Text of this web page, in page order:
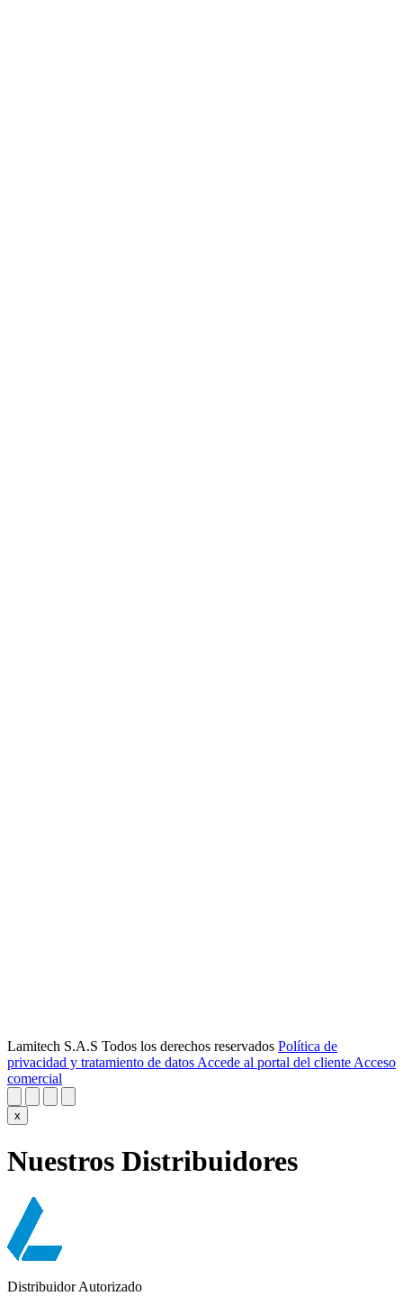
Lamitech S.A.S Todos los derechos reservados Política de
privacidad y tratamiento de datos Accede al portal del cliente Acceso
comercial
x
Nuestros Distribuidores
Distribuidor Autorizado